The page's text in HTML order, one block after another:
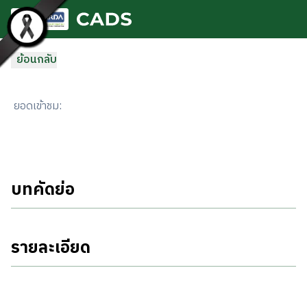
ข้ามไปยังเนื้อหาหลัก
ย้อนกลับ
ยอดเข้าชม:
บทคัดย่อ
รายละเอียด